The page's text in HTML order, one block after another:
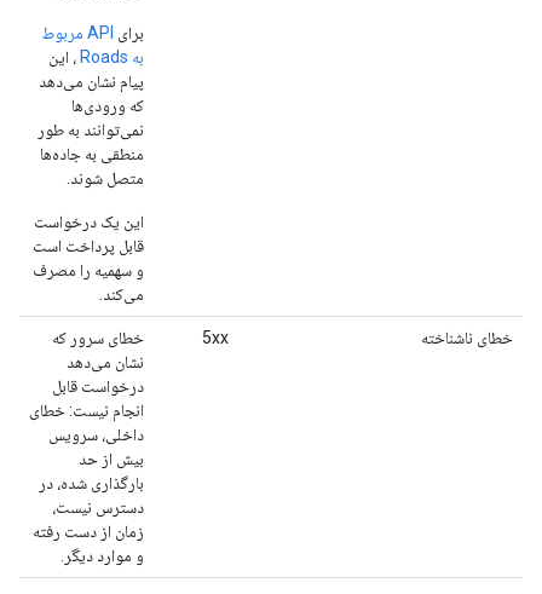
برای
API مربوط
به Roads
، این
پیام نشان می‌دهد
که ورودی‌ها
نمی‌توانند به طور
منطقی به جاده‌ها
متصل شوند.
این یک درخواست
قابل پرداخت است
و سهمیه را مصرف
می‌کند.
خطای ناشناخته 5xx
خطای سرور که
نشان می‌دهد
درخواست قابل
انجام نیست: خطای
داخلی، سرویس
بیش از حد
بارگذاری شده، در
دسترس نیست،
زمان از دست رفته
و موارد دیگر.